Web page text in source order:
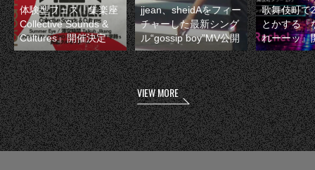
体験型フェス『集楽座
Collective Sounds &
Cultures』開催決定
jjean、sheidAをフィー
チャーした最新シング
ル“gossip boy”MV公開
歌舞伎町で
とかする『
れーーッ』
VIEW MORE